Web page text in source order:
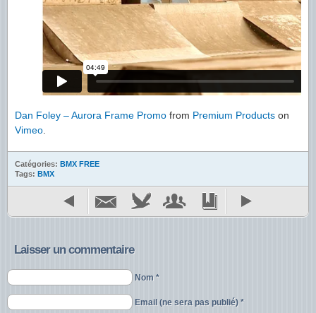
Dan Foley – Aurora Frame Promo from Premium Products on
Vimeo
Catégories: BMX FREE
Tags: BMX
Laisser un commentaire
Nom *
Email (ne sera pas publié) *